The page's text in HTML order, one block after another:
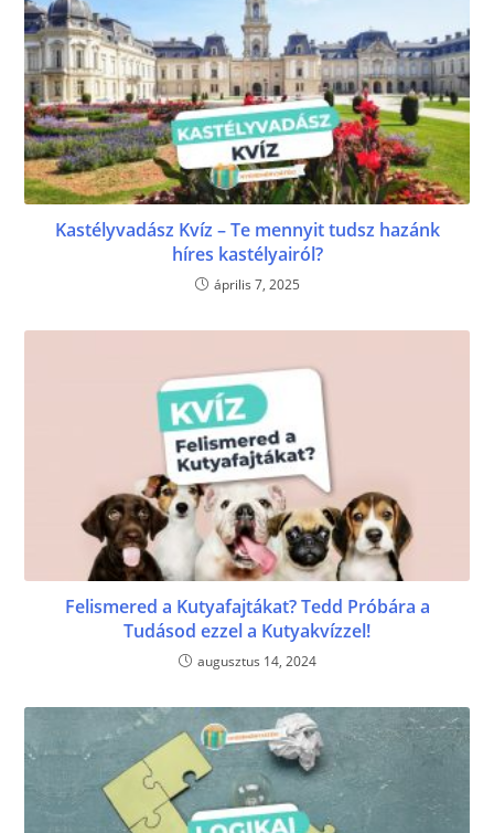
Kastélyvadász Kvíz – Te mennyit tudsz hazánk
híres kastélyairól?
április 7, 2025
Felismered a Kutyafajtákat? Tedd Próbára a
Tudásod ezzel a Kutyakvízzel!
augusztus 14, 2024